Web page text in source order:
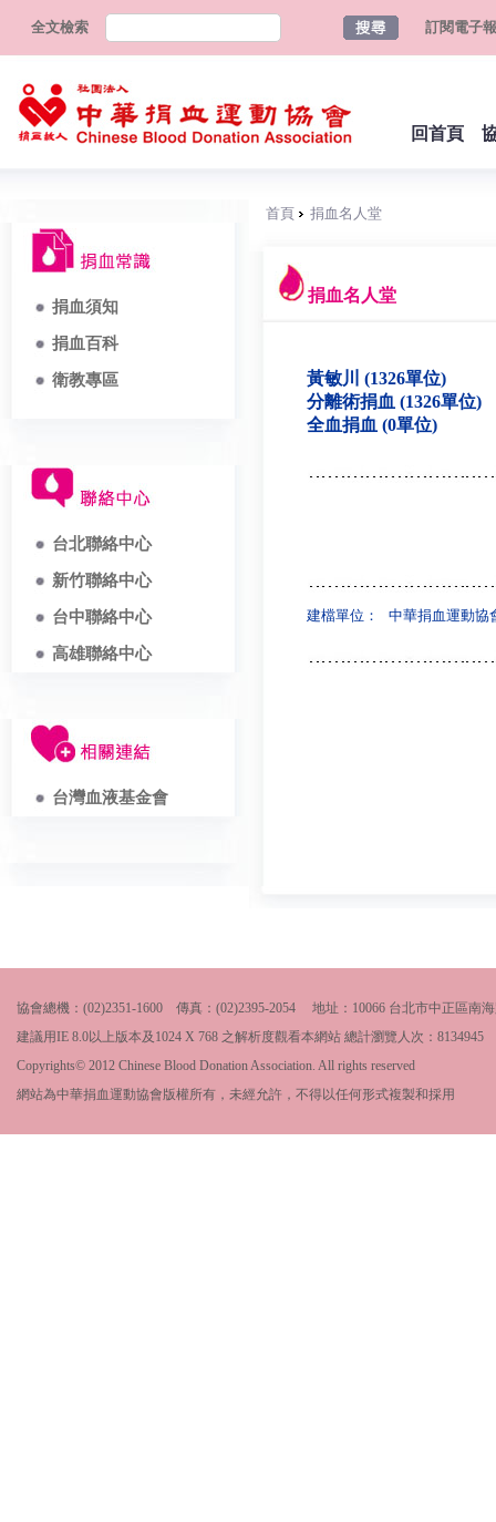
全文檢索 訂閱電子報
回首頁
捐血須知
捐血百科
衛教專區
台北聯絡中心
新竹聯絡中心
台中聯絡中心
高雄聯絡中心
台灣血液基金會
首頁 捐血名人堂
捐血名人堂
黃敏川 (1326單位)
分離術捐血 (1326單位)
全血捐血 (0單位)
建檔單位： 中華捐血運動協
協會總機：(02)2351-1600 傳真：(02)2395-2054 地址：10066 台北市中正區南
建議用IE 8.0以上版本及1024 X 768 之解析度觀看本網站 總計瀏覽人次： 8134945
Copyrights© 2012 Chinese Blood Donation Association. All rights reserved
網站為中華捐血運動協會版權所有，未經允許，不得以任何形式複製和採用